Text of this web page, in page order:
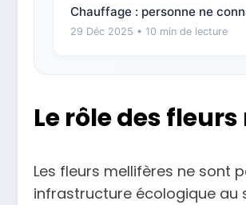
Chauffage : personne ne
29 Déc 2025 • 10 min de lecture
Le rôle des
Les fleurs mellifères ne sont
infrastructure écologique au